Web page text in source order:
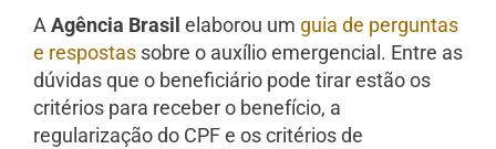
AAgência Brasil elaborou um guia de perguntas
e respostas sobre o auxílio emergencial. Entre as
dúvidas que o beneficiário pode tirar estão os
critérios para receber o benefício, a
regularização do CPF e os critérios de